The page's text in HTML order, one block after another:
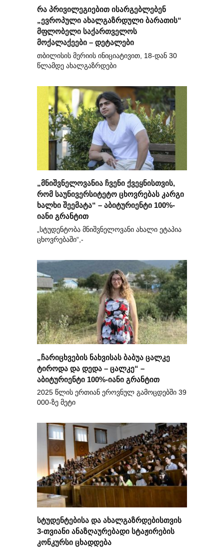
რა პრივილეგიებით ისარგებლებენ
„ევროპული ახალგაზრდული ბარათის“
მფლობელი საქართველოს
მოქალაქეები – დეტალები
თბილისის მერიის ინიციატივით, 18-დან 30
წლამდე ახალგაზრდები
„მნიშვნელოვანია ჩვენი ქვეყნისთვის,
რომ საუნივერსიტეტო ცხოვრებას კარგი
ხალხი შეემატა“ – აბიტურიენტი 100%-
იანი გრანტით
„სტუდენტობა მნიშვნელოვანი ახალი ეტაპია
ცხოვრებაში“,-
„ჩარიცხვების ნახვისას ბაბუა ცალკე
ტიროდა და დედა – ცალკე“ –
აბიტურიენტი 100%-იანი გრანტით
2025 წლის ერთიან ეროვნულ გამოცდებში 39
000-ზე მეტი
სტუდენტებისა და ახალგაზრდებისთვის
3-თვიანი ანაზღაურებადი სტაჟირების
კონკურსი ცხადდება